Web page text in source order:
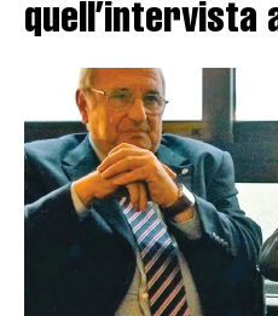
quell’intervista